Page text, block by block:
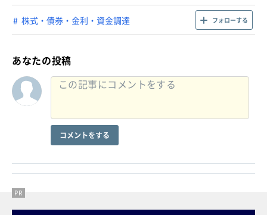
株式・債券・金利・資金調達 フォローする
あなたの投稿
コメントをする
PR
PR
PR